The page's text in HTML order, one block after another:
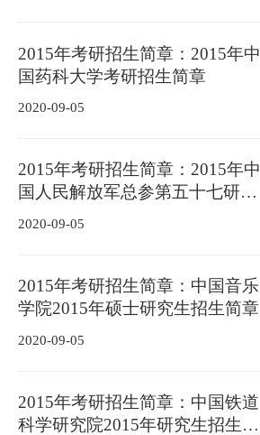
2015年考研招生简章：2015年中
国药科大学考研招生简章
2020-09-05
2015年考研招生简章：2015年中
国人民解放军总参第五十七研究
所考研招生简章
2020-09-05
2015年考研招生简章：中国音乐
学院2015年硕士研究生招生简章
2020-09-05
2015年考研招生简章：中国铁道
科学研究院2015年研究生招生简